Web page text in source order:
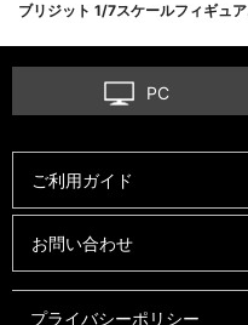
ブリジット 1/7スケールフィギュア
PC
ご利用ガイド
お問い合わせ
プライバシーポリシー